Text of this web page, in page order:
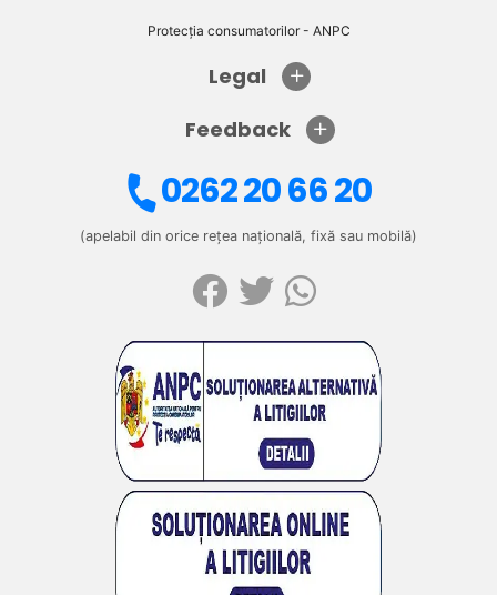
Protecția consumatorilor - ANPC
Legal
Feedback
0262 20 66 20
(apelabil din orice rețea națională, fixă sau mobilă)